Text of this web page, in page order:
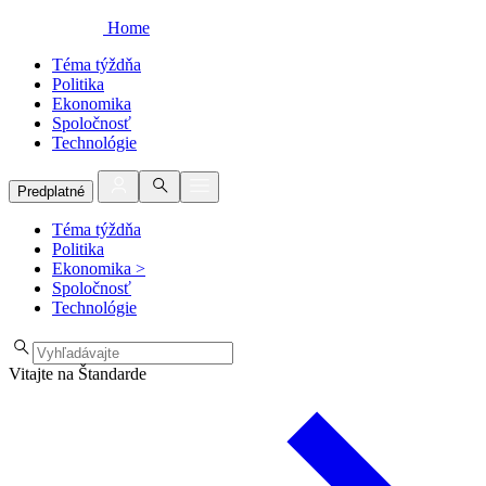
Home
Téma týždňa
Politika
Ekonomika
Spoločnosť
Technológie
Predplatné
Téma týždňa
Politika
Ekonomika >
Spoločnosť
Technológie
Vitajte na Štandarde